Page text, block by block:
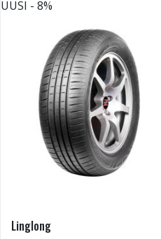
UUSI - 8%
Linglong